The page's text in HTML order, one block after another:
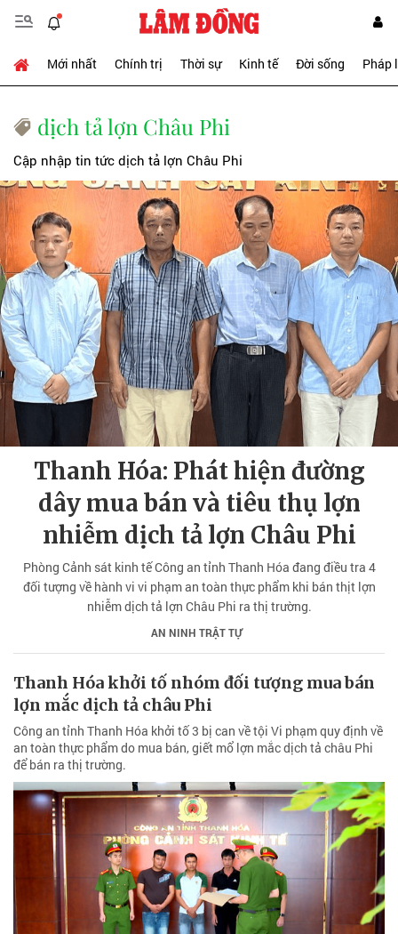
Mới nhất Chính trị Thời sự Kinh tế Đời sống Pháp
dịch tả lợn Châu Phi
Cập nhập tin tức dịch tả lợn Châu Phi
Thanh Hóa: Phát hiện đường
dây mua bán và tiêu thụ lợn
nhiễm dịch tả lợn Châu Phi
Phòng Cảnh sát kinh tế Công an tỉnh Thanh Hóa đang điều tra 4
đối tượng về hành vi vi phạm an toàn thực phẩm khi bán thịt lợn
nhiễm dịch tả lợn Châu Phi ra thị trường.
AN NINH TRẬT TỰ
Thanh Hóa khởi tố nhóm đối tượng mua bán
lợn mắc dịch tả châu Phi
Công an tỉnh Thanh Hóa khởi tố 3 bị can về tội Vi phạm quy định về
an toàn thực phẩm do mua bán, giết mổ lợn mắc dịch tả châu Phi
để bán ra thị trường.